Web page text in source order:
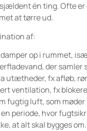
én ting. Ofte
at tørre ud.
af:
op i rummet,
der
utætheder, fx afløb,
ventilation, fx
fugtig luft, som
periode, hvor
at alt skal bygges